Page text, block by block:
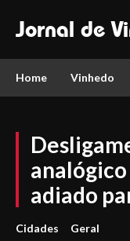
Jornal de
Home Vinhedo
adiado
Cidades Geral